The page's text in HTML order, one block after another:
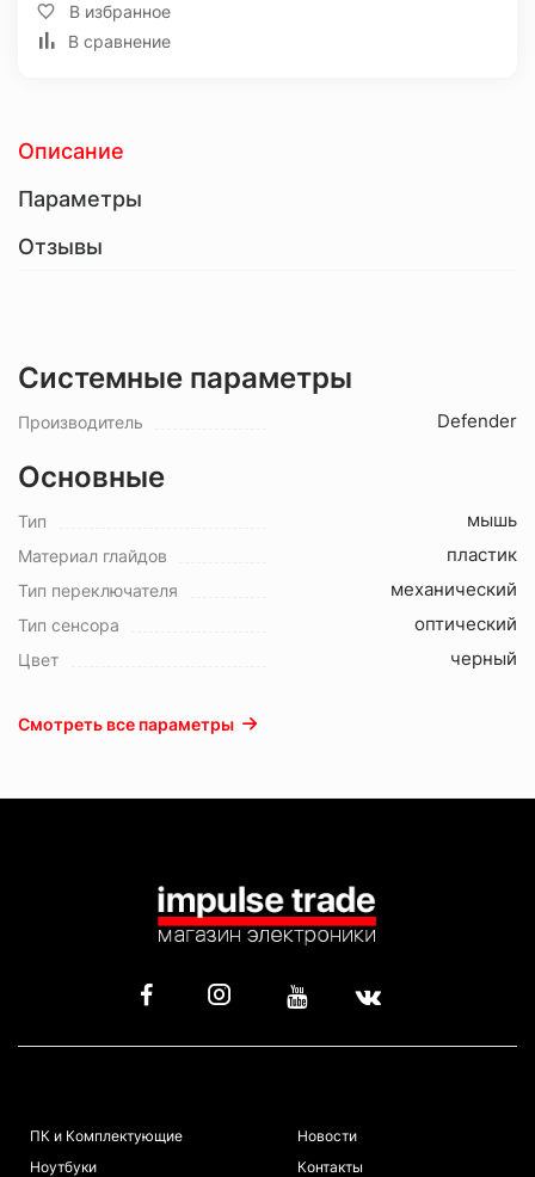
В избранное
В сравнение
Описание
Параметры
Отзывы
Системные параметры
Производитель Defender
Основные
Тип мышь
Материал глайдов пластик
Тип переключателя механический
Тип сенсора оптический
Цвет черный
Смотреть все параметры
ПК и Комплектующие
Ноутбуки
Новости
Контакты